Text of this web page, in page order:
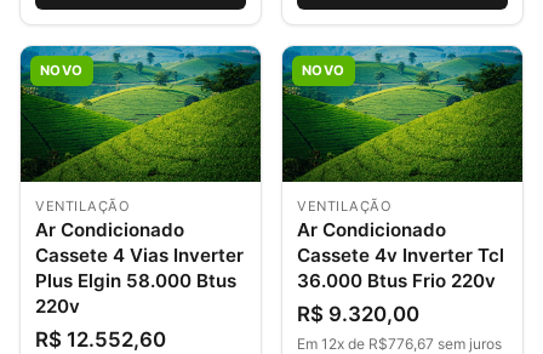
NOVO
VENTILAÇÃO
Ar Condicionado
Cassete 4 Vias Inverter
Plus Elgin 58.000 Btus
220v
R$ 12.552,60
NOVO
VENTILAÇÃO
Ar Condicionado
Cassete 4v Inverter Tcl
36.000 Btus Frio 220v
R$ 9.320,00
Em 12x de R$776,67 sem juros